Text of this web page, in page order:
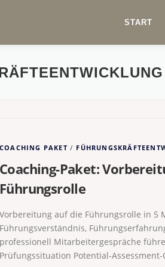
START
COACHING PAKET/
Coaching-Paket:
Führungsrolle
Vorbereitung auf die Führungsrolle in 5
Führungsverständnis,
professionell Mitarbeitergespräche
Prüfungssituation Potential-Assessment-